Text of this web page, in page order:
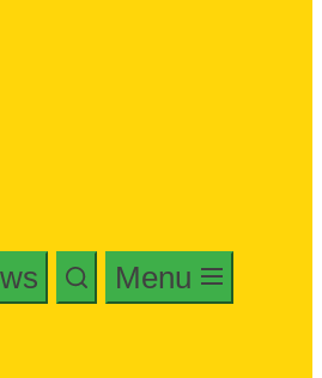
Menu